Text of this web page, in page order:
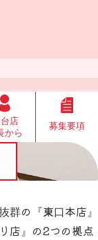
店
から
募集要項
群の『東口本店』
店』の2つの拠点